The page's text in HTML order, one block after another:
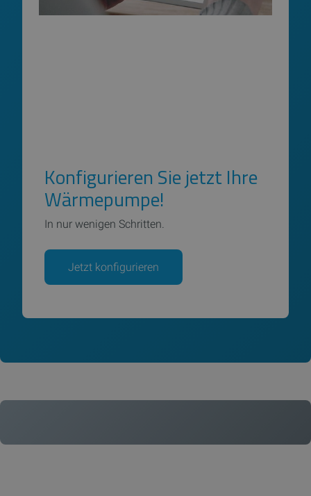
Konfigurieren Sie jetzt Ihre
Wärmepumpe!
In nur wenigen Schritten.
Jetzt konfigurieren